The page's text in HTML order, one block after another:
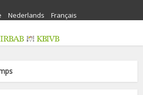
Nederlands Français